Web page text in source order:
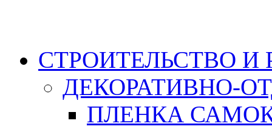
СТРОИТЕЛЬСТВО И
ДЕКОРАТИВНО-
ПЛЕНКА